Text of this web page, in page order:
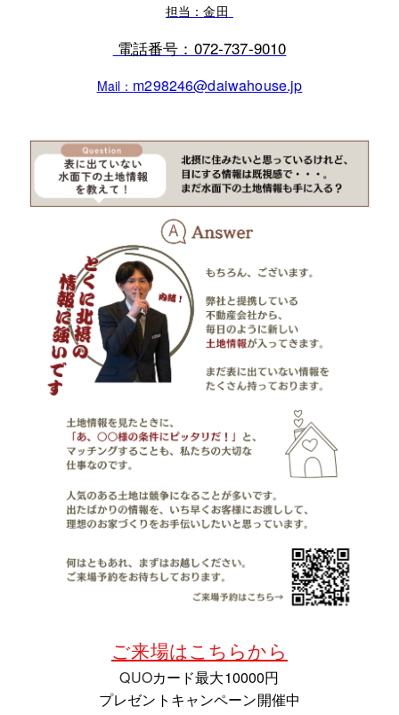
担当：金田
電話番号：072‐737‐9010
Mail： m298246@daiwahouse.jp
ご来場はこちらから
QUOカード最大10000円
プレゼントキャンペーン開催中